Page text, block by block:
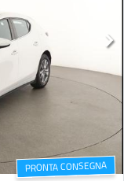
PRONTA CONSEGNA